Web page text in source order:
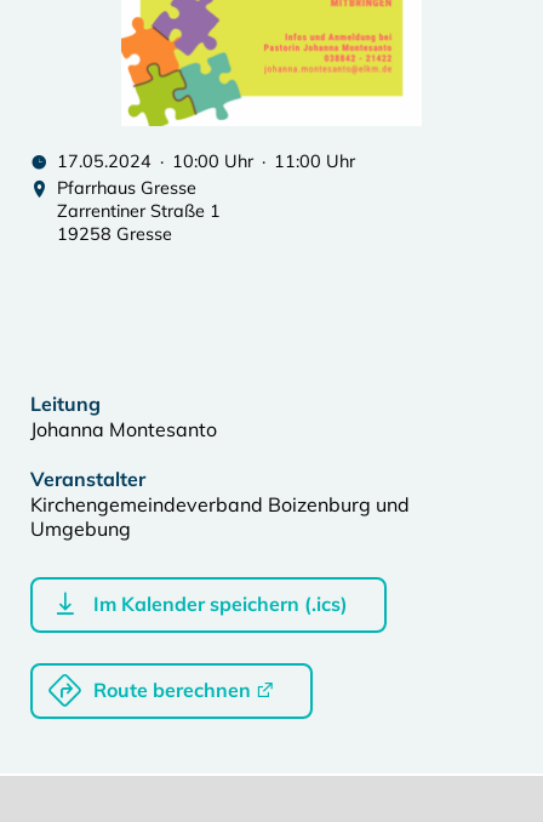
17.05.2024 · 10:00 Uhr · 11:00 Uhr
Pfarrhaus Gresse
Zarrentiner Straße 1
19258 Gresse
Leitung
Johanna Montesanto
Veranstalter
Kirchengemeindeverband Boizenburg und
Umgebung
Im Kalender speichern (.ics)
Route berechnen